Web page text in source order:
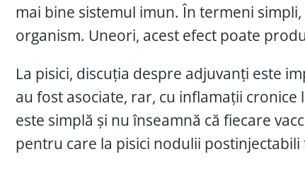
mai bine sistemul imun. În termeni simpli,
organism. Uneori, acest efect poate
La pisici, discuția despre adjuvanți este
au fost asociate, rar, cu inflamații cronice
este simplă și nu înseamnă că fiecare
pentru care la pisici nodulii